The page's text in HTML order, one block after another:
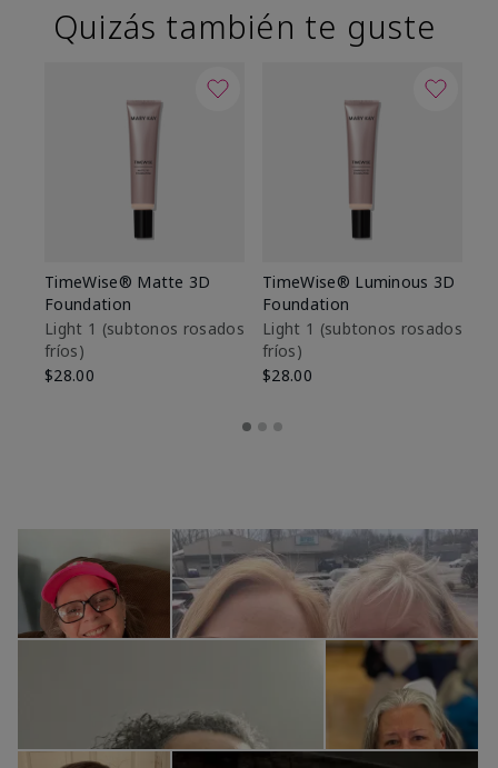
Quizás también te guste
TimeWise® Matte 3D
Foundation
Light 1​ (subtonos rosados
fríos)
$28.00
TimeWise® Luminous 3D
Foundation
Light 1​ (subtonos rosados
fríos)
$28.00